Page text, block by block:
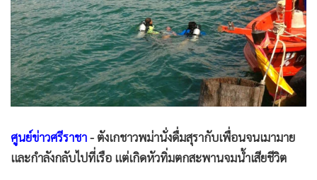
• Good health & Well-being
• Green Innovation & SD
• Management & HR
• MGR Live
• Infographic
• ท่องเที่ยว
• กีฬา
ศูนย์ข่าวศรีราชา- ตังเกชาวพม่านั่งดื่มสุรากับเพื่อนจนเมามาย
และกำลังกลับไปที่เรือ แต่เกิดหัวทิ่มตกสะพานจมน้ำเสียชีวิต